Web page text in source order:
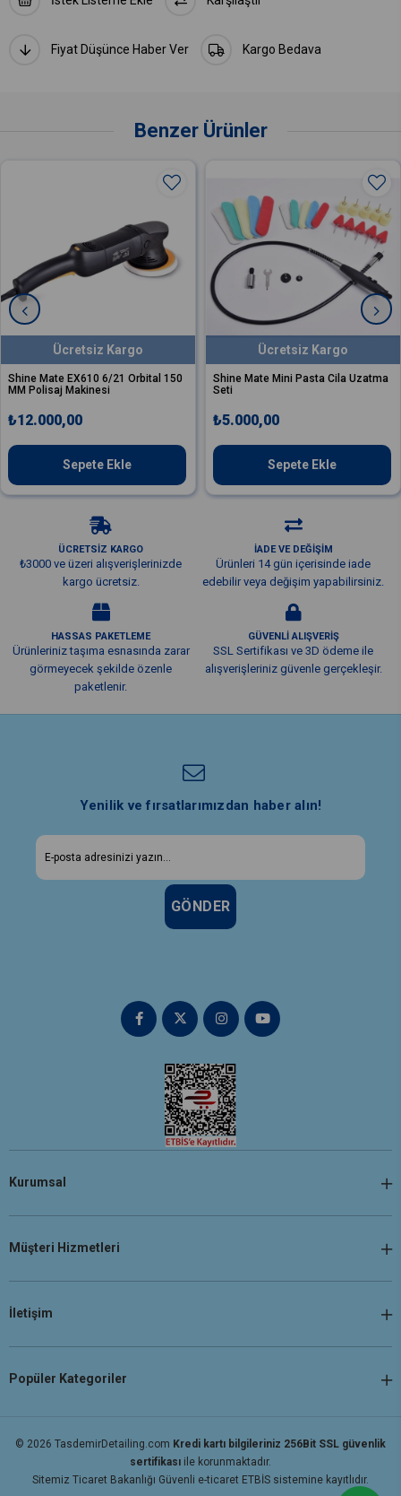
Fiyat Düşünce Haber Ver Kargo Bedava
Benzer Ürünler
Shine Mate EX610 6/21 Orbital 150
MM Polisaj Makinesi
₺12.000,00
Sepete Ekle
Ücretsiz Kargo
Shine Mate Mini Pasta Cila Uzatma
Seti
₺5.000,00
Sepete Ekle
Ücretsiz Kargo
ÜCRETSİZ KARGO
₺3000 ve üzeri alışverişlerinizde
kargo ücretsiz.
İADE VE DEĞİŞİM
Ürünleri 14 gün içerisinde iade
edebilir veya değişim yapabilirsiniz.
HASSAS PAKETLEME
Ürünleriniz taşıma esnasında zarar
görmeyecek şekilde özenle
paketlenir.
GÜVENLİ ALIŞVERİŞ
SSL Sertifikası ve 3D ödeme ile
alışverişleriniz güvenle gerçekleşir.
Yenilik ve fırsatlarımızdan haber alın!
GÖNDER
Kurumsal
Müşteri Hizmetleri
İletişim
Popüler Kategoriler
© 2026 TasdemirDetailing.com Kredi kartı bilgileriniz 256Bit SSL güvenlik
sertifikası ile korunmaktadır.
Sitemiz Ticaret Bakanlığı Güvenli e-ticaret ETBİS sistemine kayıtlıdır.